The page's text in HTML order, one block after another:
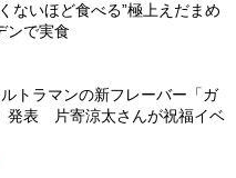
ないほど食べる”極上えだまめ
ンで実食
トラマンの新フレーバー「ガ
発表 片寄涼太さんが祝福イベ